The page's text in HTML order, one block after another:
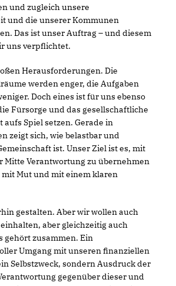
und zugleich unsere
und die unserer Kommunen
Das ist unser Auftrag – und diesem
uns verpflichtet.
Herausforderungen. Die
werden enger, die Aufgaben
Doch eines ist für uns ebenso
Fürsorge und das gesellschaftliche
Spiel setzen. Gerade in
zeigt sich, wie belastbar und
ist. Unser Ziel ist es, mit
Mitte Verantwortung zu übernehmen
Mut und mit einem klaren
gestalten. Aber wir wollen auch
aber gleichzeitig auch
gehört zusammen. Ein
Umgang mit unseren finanziellen
Selbstzweck, sondern Ausdruck der
gegenüber dieser und